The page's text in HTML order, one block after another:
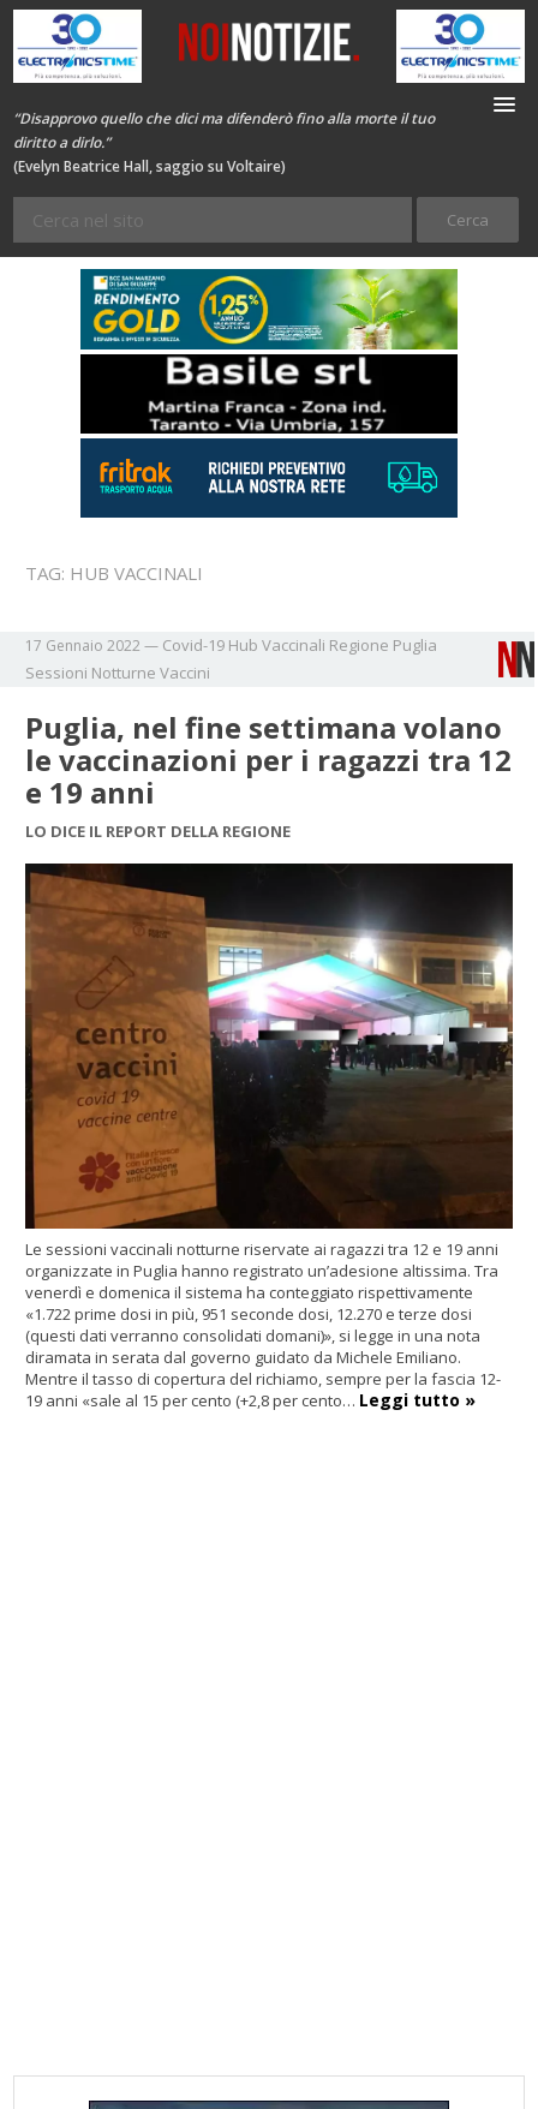
“Disapprovo quello che dici ma difenderò fino alla morte il tuo
diritto a dirlo.”
(Evelyn Beatrice Hall, saggio su Voltaire)
TAG: HUB VACCINALI
17 Gennaio 2022 — Covid-19 Hub Vaccinali Regione Puglia
Sessioni Notturne Vaccini
Puglia, nel fine settimana volano
le vaccinazioni per i ragazzi tra 12
e 19 anni
LO DICE IL REPORT DELLA REGIONE
Le sessioni vaccinali notturne riservate ai ragazzi tra 12 e 19 anni
organizzate in Puglia hanno registrato un’adesione altissima. Tra
venerdì e domenica il sistema ha conteggiato rispettivamente
«1.722 prime dosi in più, 951 seconde dosi, 12.270 e terze dosi
(questi dati verranno consolidati domani)», si legge in una nota
diramata in serata dal governo guidato da Michele Emiliano.
Mentre il tasso di copertura del richiamo, sempre per la fascia 12-
19 anni «sale al 15 per cento (+2,8 per cento… Leggi tutto »